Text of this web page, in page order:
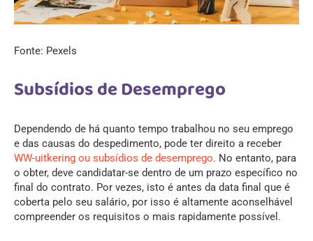
Fonte: Pexels
Subsídios de Desemprego
Dependendo de há quanto tempo trabalhou no seu emprego
e das causas do despedimento, pode ter direito a receber
WW-uitkering ou subsídios de desemprego. No entanto, para
o obter, deve candidatar-se dentro de um prazo específico no
final do contrato. Por vezes, isto é antes da data final que é
coberta pelo seu salário, por isso é altamente aconselhável
compreender os requisitos o mais rapidamente possível.